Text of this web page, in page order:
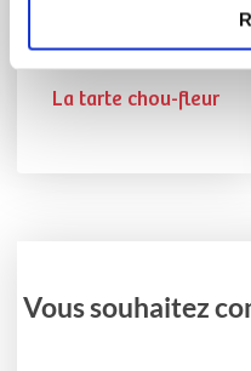
La tarte chou-fleur
Vous souhaitez